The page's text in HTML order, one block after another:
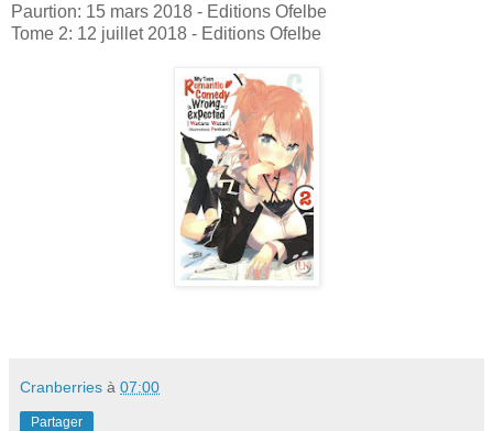
Paurtion: 15 mars 2018 - Editions Ofelbe
Tome 2: 12 juillet 2018 - Editions Ofelbe
Cranberries à 07:00
Partager